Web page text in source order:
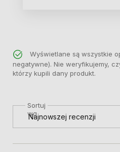
Wyświetlane są wszystkie
negatywne). Nie weryfikujemy,
którzy kupili dany produkt.
Sortuj
wg